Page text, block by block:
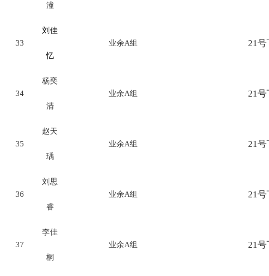
潼
33
刘佳
忆
业余A组 21号
34
杨奕
清
业余A组 21号
35
赵天
瑀
业余A组 21号
36
刘思
睿
业余A组 21号
37
李佳
桐
业余A组 21号